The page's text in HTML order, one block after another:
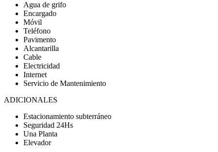
Agua de grifo
Encargado
Móvil
Teléfono
Pavimento
Alcantarilla
Cable
Electricidad
Internet
Servicio de Mantenimiento
ADICIONALES
Estacionamiento subterráneo
Seguridad 24Hs
Una Planta
Elevador